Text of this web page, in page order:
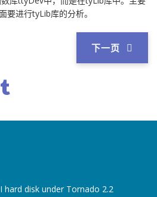
要进行tyLib库的分析。
下一页
hard disk under Tornado 2.2